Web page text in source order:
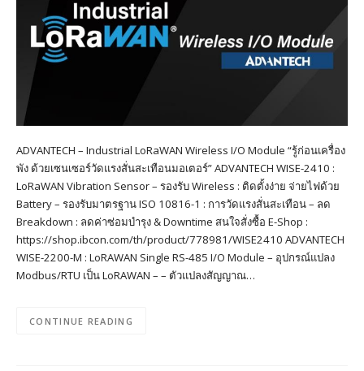
ADVANTECH – Industrial LoRaWAN Wireless I/O Module “รู้ก่อนเครื่อง
พัง ด้วยเซนเซอร์วัดแรงสั่นสะเทือนมอเตอร์” ADVANTECH WISE-2410 :
LoRaWAN Vibration Sensor – รองรับ Wireless : ติดตั้งง่าย จ่ายไฟด้วย
Battery – รองรับมาตรฐาน ISO 10816-1 : การวัดแรงสั่นสะเทือน – ลด
Breakdown : ลดค่าซ่อมบำรุง & Downtime สนใจสั่งซื้อ E-Shop :
https://shop.ibcon.com/th/product/778981/WISE2410 ADVANTECH
WISE-2200-M : LoRAWAN Single RS-485 I/O Module – อุปกรณ์แปลง
Modbus/RTU เป็น LoRAWAN – – ตัวแปลงสัญญาณ…
CONTINUE READING